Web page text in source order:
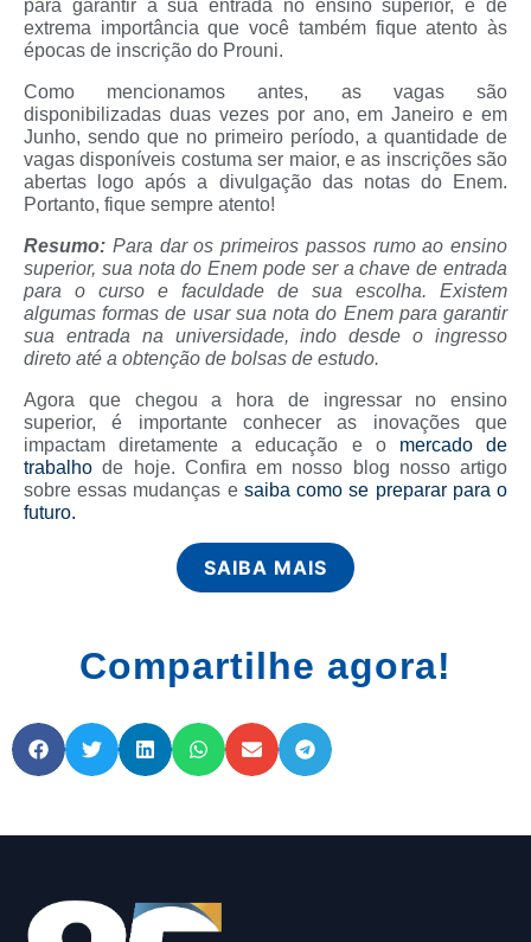
para garantir a sua entrada no ensino superior, é de
extrema importância que você também fique atento às
épocas de inscrição do Prouni.
Como mencionamos antes, as vagas são
disponibilizadas duas vezes por ano, em Janeiro e em
Junho, sendo que no primeiro período, a quantidade de
vagas disponíveis costuma ser maior, e as inscrições são
abertas logo após a divulgação das notas do Enem.
Portanto, fique sempre atento!
Resumo: Para dar os primeiros passos rumo ao ensino
superior, sua nota do Enem pode ser a chave de entrada
para o curso e faculdade de sua escolha. Existem
algumas formas de usar sua nota do Enem para garantir
sua entrada na universidade, indo desde o ingresso
direto até a obtenção de bolsas de estudo.
Agora que chegou a hora de ingressar no ensino
superior, é importante conhecer as inovações que
impactam diretamente a educação e o mercado de
trabalho de hoje. Confira em nosso blog nosso artigo
sobre essas mudanças esaiba como se preparar para o
futuro.
SAIBA MAIS
Compartilhe agora!